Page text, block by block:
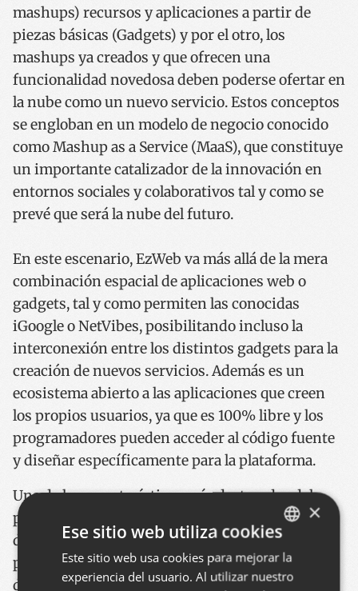
mashups) recursos y aplicaciones a partir de
piezas básicas (Gadgets) y por el otro, los
mashups ya creados y que ofrecen una
funcionalidad novedosa deben poderse ofertar en
la nube como un nuevo servicio. Estos conceptos
se engloban en un modelo de negocio conocido
como Mashup as a Service (MaaS), que constituye
un importante catalizador de la innovación en
entornos sociales y colaborativos tal y como se
prevé que será la nube del futuro.
En este escenario, EzWeb va más allá de la mera
combinación espacial de aplicaciones web o
gadgets, tal y como permiten las conocidas
iGoogle o NetVibes, posibilitando incluso la
interconexión entre los distintos gadgets para la
creación de nuevos servicios. Además es un
ecosistema abierto a las aplicaciones que creen
los propios usuarios, ya que es 100% libre y los
programadores pueden acceder al código fuente
y diseñar específicamente para la plataforma.
Una de las características más destacadas del
proyecto EzWeb es que posibilita un modelo de
desarrollo de aplicaciones más rápido y flexible,
pues involucra a los usuarios finales como parte
del proceso. Igualmente es ventajoso para las
BASQUE
SPANISH
×
Ese sitio web utiliza cookies
Este sitio web usa cookies para mejorar la
experiencia del usuario. Al utilizar nuestro